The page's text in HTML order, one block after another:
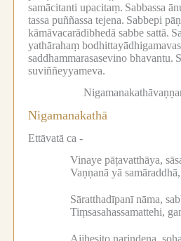
samācitanti upacitaṃ. Sabbassa
tassa puññassa tejena. Sabbepi
kāmāvacarādibhedā sabbe sattā.
yathārahaṃ
saddhammarasasevino bhavantu.
suviññeyyameva.
Nigamanakathā
Ettāvatā ca -
Vinaye pāṭavatthāya,
Vaṇṇanā yā
Sāratthadīpanī nāma,
Tiṃsasahassamattehi,
Ajjhesito narindena,